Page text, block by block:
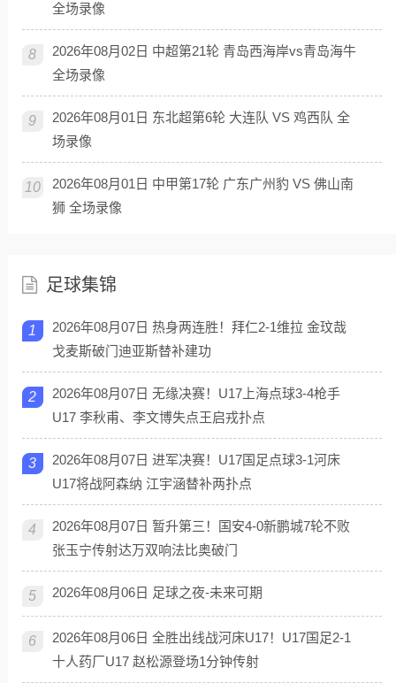
全场录像
8
2026年08月02日 中超第21轮 青岛西海岸vs青岛海牛
全场录像
9
2026年08月01日 东北超第6轮 大连队 VS 鸡西队 全
场录像
10
2026年08月01日 中甲第17轮 广东广州豹 VS 佛山南
狮 全场录像
足球集锦
1
2026年08月07日 热身两连胜！拜仁2-1维拉 金玟哉
戈麦斯破门迪亚斯替补建功
2
2026年08月07日 无缘决赛！U17上海点球3-4枪手
U17 李秋甫、李文博失点王启戎扑点
3
2026年08月07日 进军决赛！U17国足点球3-1河床
U17将战阿森纳 江宇涵替补两扑点
4
2026年08月07日 暂升第三！国安4-0新鹏城7轮不败
张玉宁传射达万双响法比奥破门
5 2026年08月06日 足球之夜-未来可期
6
2026年08月06日 全胜出线战河床U17！U17国足2-1
十人药厂U17 赵松源登场1分钟传射